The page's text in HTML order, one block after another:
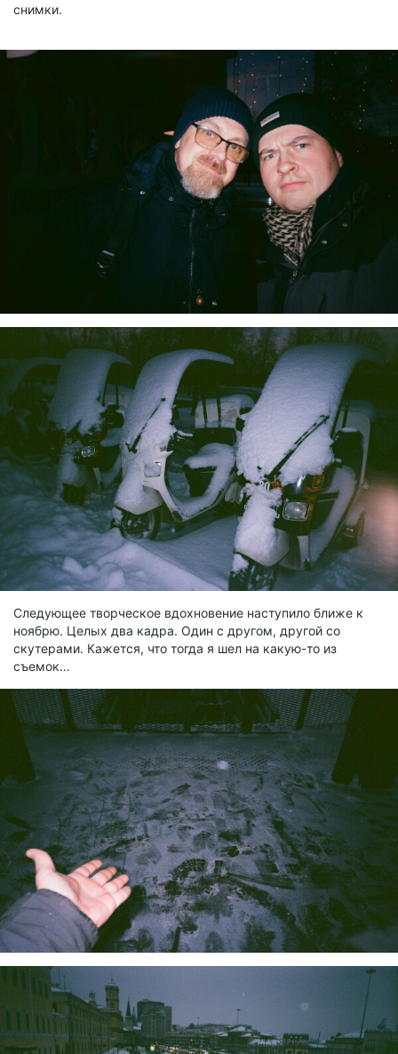
снимки.
Следующее творческое вдохновение наступило ближе к
ноябрю. Целых два кадра. Один с другом, другой со
скутерами. Кажется, что тогда я шел на какую-то из
съемок…